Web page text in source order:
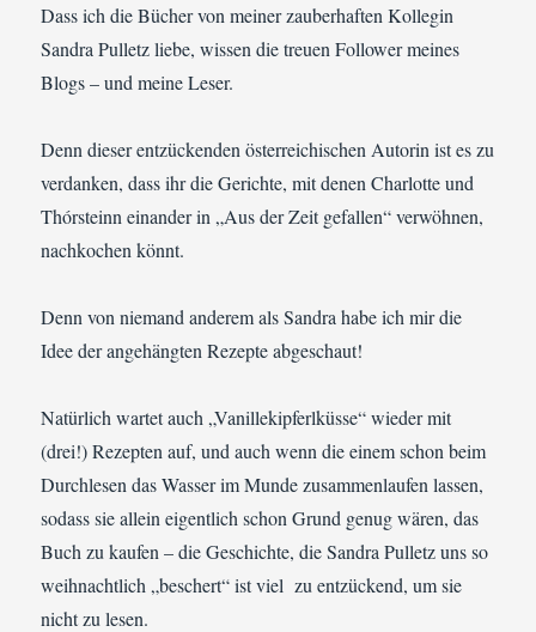
Dass ich die Bücher von meiner zauberhaften Kollegin
Sandra Pulletz liebe, wissen die treuen Follower meines
Blogs – und meine Leser.
Denn dieser entzückenden österreichischen Autorin ist es zu
verdanken, dass ihr die Gerichte, mit denen Charlotte und
Thórsteinn einander in „Aus der Zeit gefallen“ verwöhnen,
nachkochen könnt.
Denn von niemand anderem als Sandra habe ich mir die
Idee der angehängten Rezepte abgeschaut!
Natürlich wartet auch „Vanillekipferlküsse“ wieder mit
(drei!) Rezepten auf, und auch wenn die einem schon beim
Durchlesen das Wasser im Munde zusammenlaufen lassen,
sodass sie allein eigentlich schon Grund genug wären, das
Buch zu kaufen – die Geschichte, die Sandra Pulletz uns so
weihnachtlich „beschert“ ist viel zu entzückend, um sie
nicht zu lesen.